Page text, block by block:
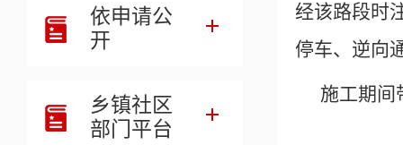
依申请公
开
乡镇社区
部门平台
经该路段时
停车、逆向
施工期间